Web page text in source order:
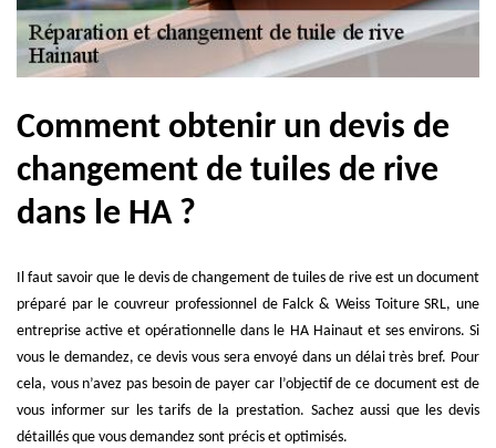
Comment obtenir un devis de
changement de tuiles de rive
dans le HA ?
Il faut savoir que le devis de changement de tuiles de rive est un document
préparé par le couvreur professionnel de Falck & Weiss Toiture SRL, une
entreprise active et opérationnelle dans le HA Hainaut et ses environs. Si
vous le demandez, ce devis vous sera envoyé dans un délai très bref. Pour
cela, vous n’avez pas besoin de payer car l’objectif de ce document est de
vous informer sur les tarifs de la prestation. Sachez aussi que les devis
détaillés que vous demandez sont précis et optimisés.